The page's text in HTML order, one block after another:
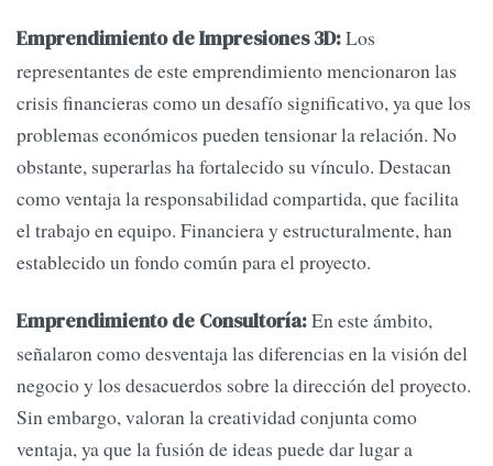
Emprendimiento de Impresiones 3D:Los
representantes de este emprendimiento mencionaron las
crisis financieras como un desafío significativo, ya que los
problemas económicos pueden tensionar la relación. No
obstante, superarlas ha fortalecido su vínculo. Destacan
como ventaja la responsabilidad compartida, que facilita
el trabajo en equipo. Financiera y estructuralmente, han
establecido un fondo común para el proyecto.
Emprendimiento de Consultoría:En este ámbito,
señalaron como desventaja las diferencias en la visión del
negocio y los desacuerdos sobre la dirección del proyecto.
Sin embargo, valoran la creatividad conjunta como
ventaja, ya que la fusión de ideas puede dar lugar a